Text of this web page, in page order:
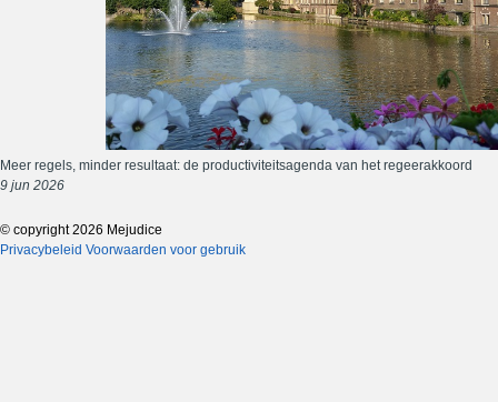
Meer regels, minder resultaat: de productiviteitsagenda van het regeerakkoord
9 jun 2026
© copyright 2026 Mejudice
Privacybeleid Voorwaarden voor gebruik